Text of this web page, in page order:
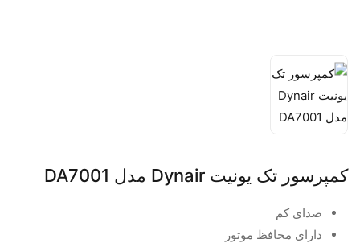
کمپرسور تک یونیت Dynair مدل DA7001
صدای کم
دارای محافظ موتور